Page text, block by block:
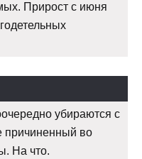
Прирост с июня
убираются с
во
На что.